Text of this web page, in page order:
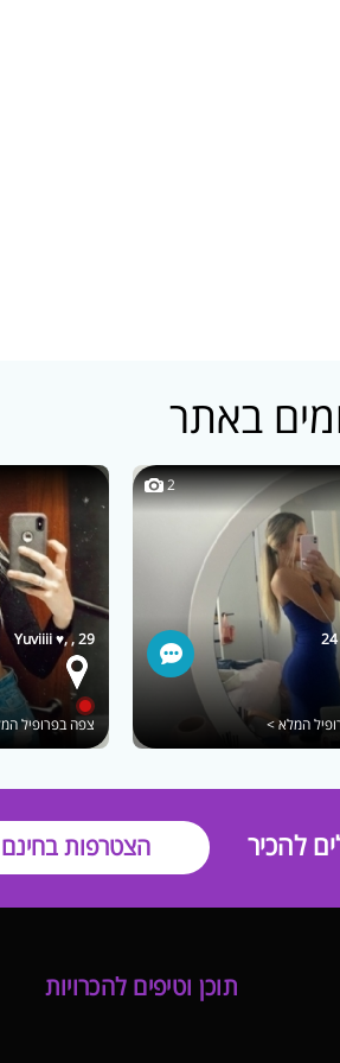
באתר
Yuviiii ♥, , 29
צפה בפרופיל
2
המלא >
להכיר הצטרפות בחינם
תוכן וטיפים להכרויות